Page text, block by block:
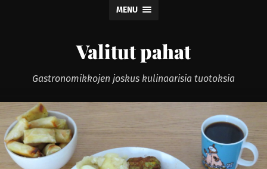
MENU
Valitut pahat
Gastronomikkojen joskus kulinaarisia tuotoksia